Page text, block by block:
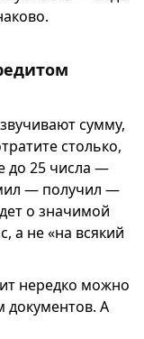
сумму,
столько,
до 25 числа —
— получил —
о значимой
а не «на всякий
нередко можно
А